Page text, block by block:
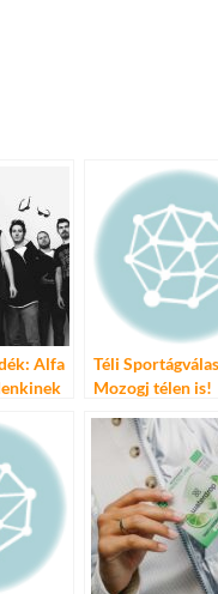
Alfa
Téli
Mozogj télen is!